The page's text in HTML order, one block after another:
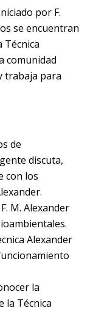
por F.
se encuentran
Técnica
comunidad
trabaja para
de
discuta,
con los
M. Alexander
Alexander
la
la Técnica